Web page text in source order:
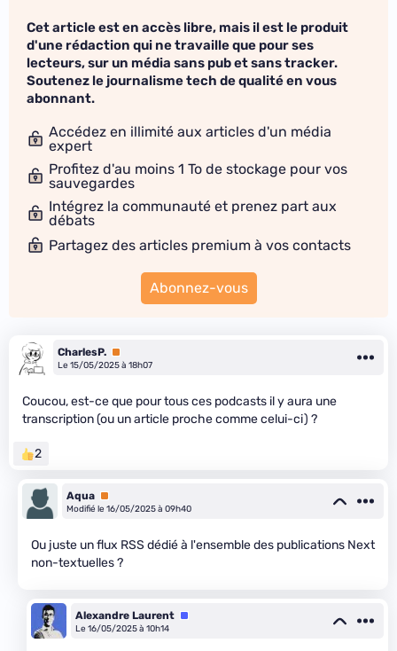
Cet article est en accès libre, mais il est le produit
d'une rédaction qui ne travaille que pour ses
lecteurs, sur un média sans pub et sans tracker.
Soutenez le journalisme tech de qualité en vous
abonnant.
Accédez en illimité aux articles d'un média
expert
Profitez d'au moins 1 To de stockage pour vos
sauvegardes
Intégrez la communauté et prenez part aux
débats
Partagez des articles premium à vos contacts
Abonnez-vous
CharlesP. Premium
Le 15/05/2025 à 18h07
Coucou, est-ce que pour tous ces podcasts il y aura une
transcription (ou un article proche comme celui-ci) ?
2
Aqua Premium
Modifié le 16/05/2025 à 09h40
Ou juste un flux RSS dédié à l'ensemble des publications Next
non-textuelles ?
Alexandre Laurent Équipe
Le 16/05/2025 à 10h14